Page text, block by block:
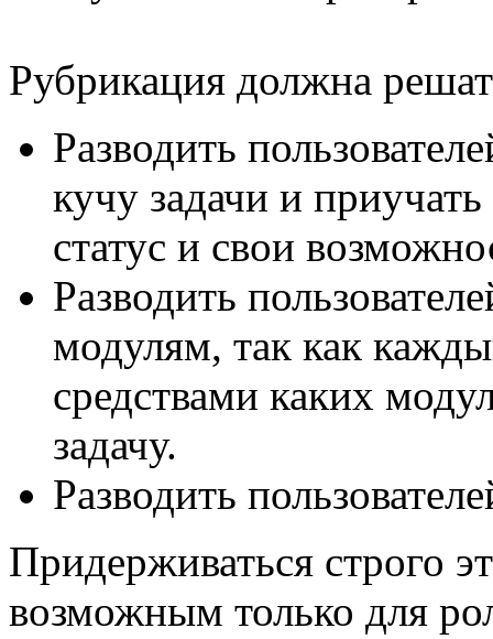
Рубрикация должна
Разводить
кучу задачи и
статус и свои
Разводить
модулям, так как
средствами каких
задачу.
Разводить
Придерживаться строго
возможным только для